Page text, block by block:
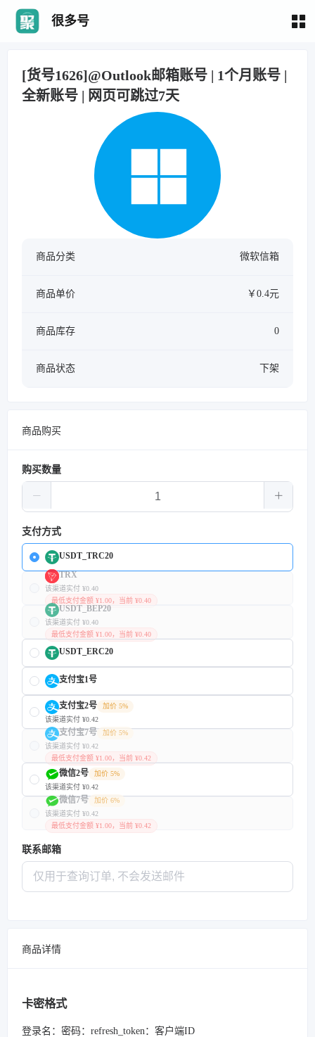
很多号
[货号1626]@Outlook邮箱账号 | 1个月账号 |
全新账号 | 网页可跳过7天
商品分类 微软信箱
商品单价 ￥0.4元
商品库存 0
商品状态 下架
商品购买
购买数量
支付方式
USDT_TRC20
TRX
该渠道实付 ¥0.40
最低支付金额 ¥1.00，当前 ¥0.40
USDT_BEP20
该渠道实付 ¥0.40
最低支付金额 ¥1.00，当前 ¥0.40
USDT_ERC20
支付宝1号
支付宝2号
加价 5%
该渠道实付 ¥0.42
支付宝7号
加价 5%
该渠道实付 ¥0.42
最低支付金额 ¥1.00，当前 ¥0.42
微信2号
加价 5%
该渠道实付 ¥0.42
微信7号
加价 6%
该渠道实付 ¥0.42
最低支付金额 ¥1.00，当前 ¥0.42
联系邮箱
商品详情
卡密格式
登录名：密码：refresh_token：客户端ID